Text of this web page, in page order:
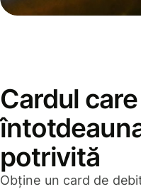
Cardul
potrivită
Obține un card de